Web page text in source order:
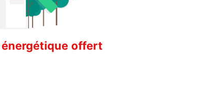
offert